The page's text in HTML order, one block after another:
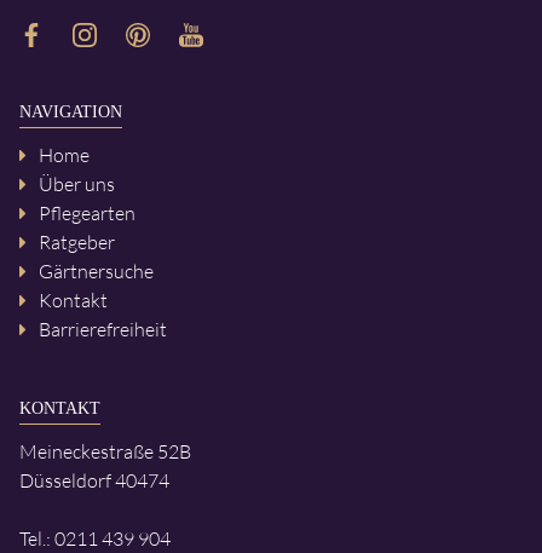
NAVIGATION
Home
Über uns
Pflegearten
Ratgeber
Gärtnersuche
Kontakt
Barrierefreiheit
KONTAKT
Meineckestraße 52B
Düsseldorf40474
Tel.: 0211 439 904